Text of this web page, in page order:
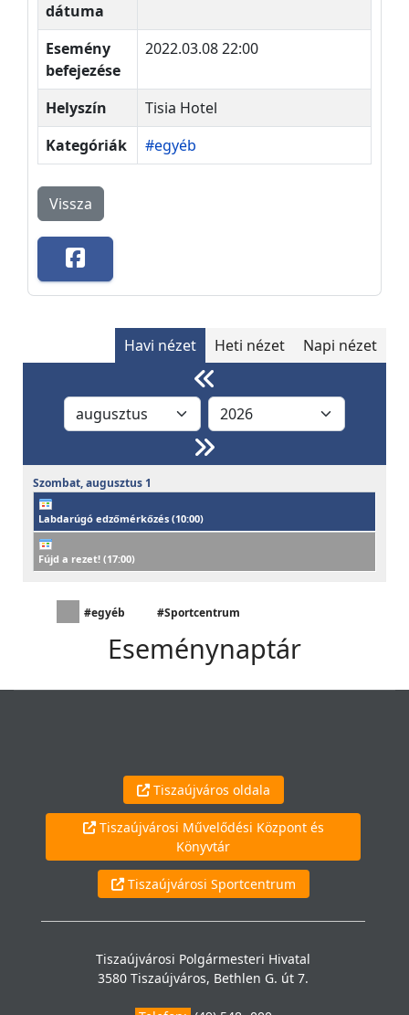
dátuma
Esemény
befejezése
2022.03.08 22:00
Helyszín
Tisia Hotel
Kategóriák
#egyéb
Vissza
Havi nézet Heti nézet Napi nézet
Szombat,augusztus 1
Labdarúgó edzőmérkőzés (10:00)
Fújd a rezet! (17:00)
#egyéb #Sportcentrum
Eseménynaptár
Tiszaújváros oldala
Tiszaújvárosi Művelődési Központ és
Könyvtár
Tiszaújvárosi Sportcentrum
Tiszaújvárosi Polgármesteri Hivatal
3580 Tiszaújváros, Bethlen G. út 7.